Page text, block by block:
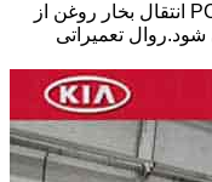
یکی از ایرادات شایع در موتور های تتا ۲ که در خودروهای هیوندای،توسان،سوناتا و اپتیما و اسپورتیج استفاده شده،نشتی سوپاپ PCV در درب سوپاپ این موتور است.وظیفه سوپاپ PCV انتقال بخار روغن از
تعمیراتی